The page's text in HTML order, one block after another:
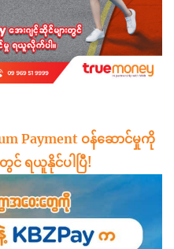
Payment ဝန်ဆောင်မှုကို
င် ရယူနိုင်ပါပြီ!